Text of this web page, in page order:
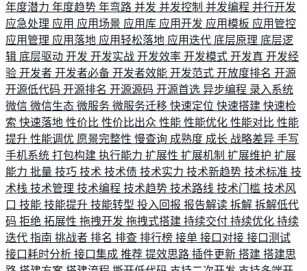
年度潜力 年度趋势 年弯路 并发 并发控制 并发编程 并行开发
应急处理 应用 应用场景 应用库 应用开发 应用模板 应用管控
应用管理 应用落地 应用轻松落地 应用迭代 底层原理 底层逻
辑 底层驱动 开发 开发实战 开发效率 开发模式 开发真 开发经
验 开发者 开发者必备 开发者效能 开发范式 开放度排名 开源
开源低代码 开源排名 开源源码 开源首选 异步编程 录入系统
微信 微信生态 微服务 微服务迁移 快速定位 快速搭建 快速检
索 快速落地 性价比 性价比出众 性能 性能优化 性能对比 性能
提升 性能调优 愿景完整性 慢查询 成熟度 成长 战略差异 手写
手机系统 打包构建 执行能力 扩展性 扩展机制 扩展维护 扩展
能力 批量 技巧 技术 技术债 技术实力 技术新趋势 技术标准 技
术栈 技术管理 技术编程 技术趋势 技术路线 技术门槛 技术风
口 技能 技能提升 技能转型 投入回报 报告解读 拆解 拆解低代
码 拒绝 拓展性 拖拽开发 拖拽式搭建 持续交付 持续优化 持续
迭代 指南 挑战者 排名 排查 排行榜 接单 接口对接 接口测试
接口耗时分析 接口集成 推荐 提效思路 插件更新 搭建 搭建思